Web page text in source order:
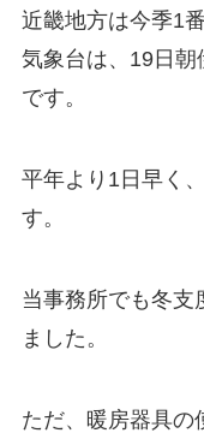
近畿地方は今季1
気象台は、19日朝
です。
平年より1日早く
す。
当事務所でも冬支
ました。
ただ、暖房器具の